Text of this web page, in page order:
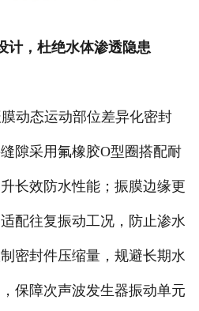
计，杜绝水体渗透隐患
动态运动部位差异化密封
隙采用氟橡胶O型圈搭配耐
长效防水性能；振膜边缘更
配往复振动工况，防止渗水
密封件压缩量，规避长期水
保障次声波发生器振动单元